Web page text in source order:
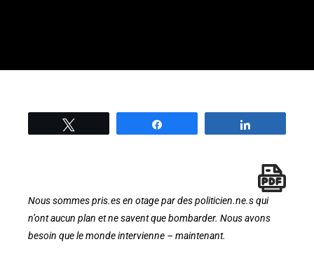
Nous sommes pris.es en otage par des politicien.ne.s qui
n’ont aucun plan et ne savent que bombarder. Nous avons
besoin que le monde intervienne – maintenant.